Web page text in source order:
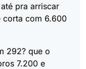
pra arriscar
corta com 6.600
292? que o
7.200 e